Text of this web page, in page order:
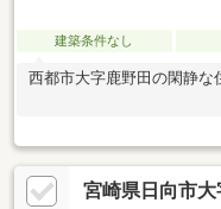
建築条件なし
西都市大字鹿野田の閑静な
宮崎県日向市